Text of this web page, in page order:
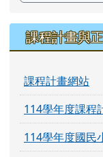
課程計畫與
課程計畫網站
114學年度課程
114學年度國民